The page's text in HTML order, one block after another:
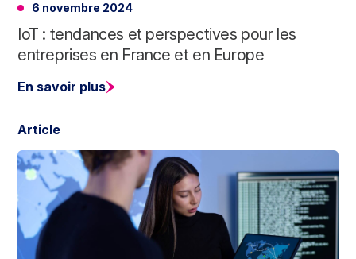
6 novembre 2024
IoT : tendances et perspectives pour les
entreprises en France et en Europe
En savoir plus
Article